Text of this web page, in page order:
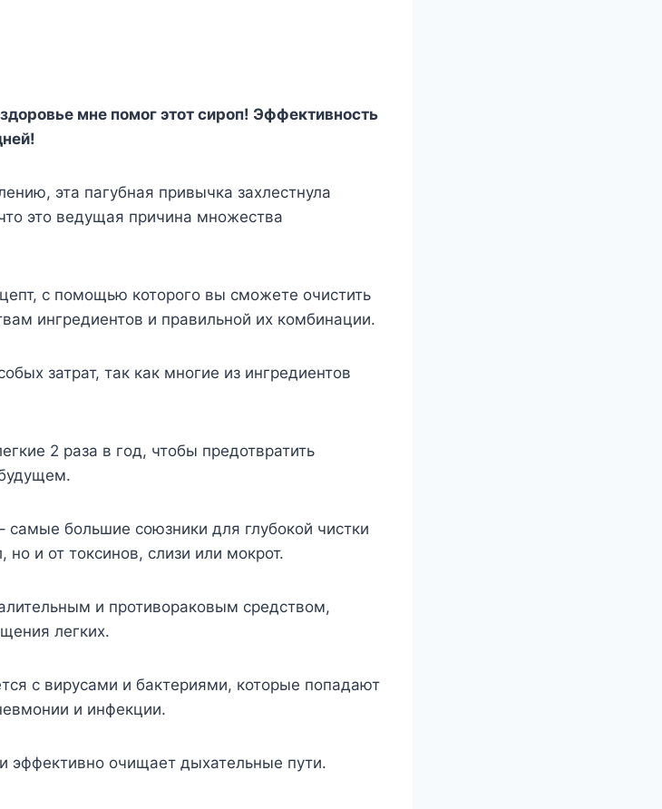
мне помог этот сироп! Эффективность
эта пагубная привычка захлестнула
это ведущая причина множества
с помощью которого вы сможете очистить
ингредиентов и правильной их комбинации.
затрат, так как многие из ингредиентов
2 раза в год, чтобы предотвратить
самые большие союзники для глубокой чистки
но и от токсинов, слизи или мокрот.
и противораковым средством,
легких.
с вирусами и бактериями, которые попадают
и инфекции.
эффективно очищает дыхательные пути.